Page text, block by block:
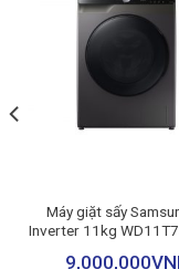
– Sấy thông minh
– Đồ cotton
– Xả + vắt
– Vắt
Máy giặt sấy
Inverter 11kg
9,000,000